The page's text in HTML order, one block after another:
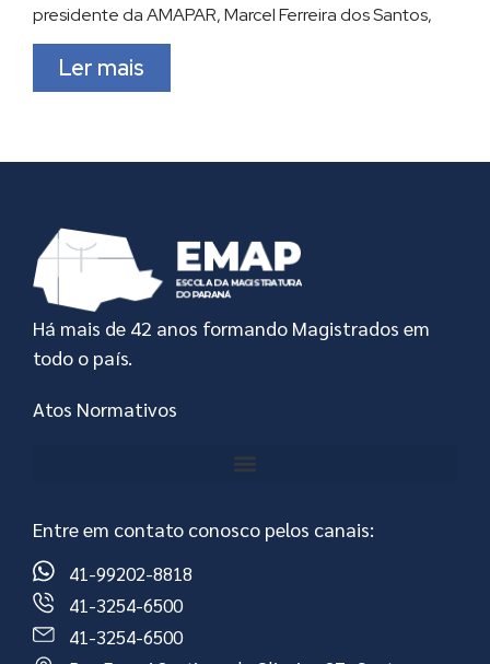
presidente da AMAPAR, Marcel Ferreira dos Santos,
Ler mais
Há mais de 42 anos formando Magistrados em
todo o país.
Atos Normativos
Entre em contato conosco pelos canais:
41-99202-8818
41-3254-6500
41-3254-6500